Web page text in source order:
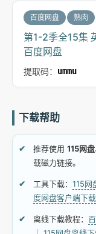
百度网盘 熟肉
第1-2季全15集
百度网盘
提取码： ummu
下载帮助
推荐使用 115网盘
载磁力链接。
工具下载： 115网
度网盘客户端下载
离线下载教程：